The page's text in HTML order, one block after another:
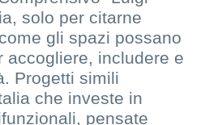
solo per citarne
gli spazi possano
accogliere, includere e
Progetti simili
che investe in
pensate